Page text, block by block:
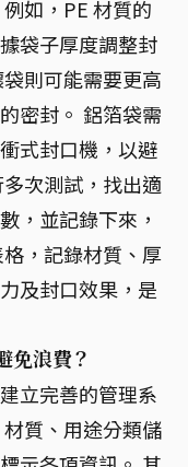
如，PE 材質的
袋子厚度調整封
則可能需要更高
密封。 鋁箔袋需
式封口機，以避
次測試，找出適
，並記錄下來，
，記錄材質、厚
及封口效果，是
免浪費？
立完善的管理系
質、用途分類儲